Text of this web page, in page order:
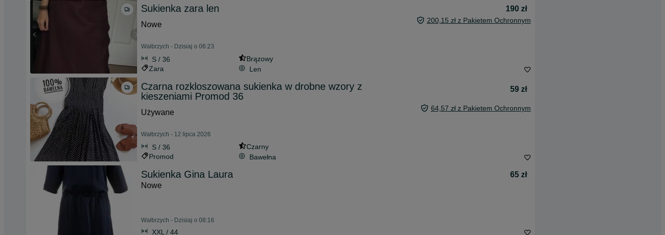
Sukienka zara len
190 zł
Nowe
200,15 zł z Pakietem Ochronnym
Wałbrzych - Dzisiaj o 06:23
S / 36
Brązowy
Zara
Len
Czarna rozkloszowana sukienka w drobne wzory z
kieszeniami Promod 36
59 zł
Używane 64,57 zł z Pakietem Ochronnym
Wałbrzych - 12 lipca 2026
S / 36
Czarny
Promod
Bawełna
Sukienka Gina Laura
65 zł
Nowe
Wałbrzych - Dzisiaj o 08:16
XXL / 44